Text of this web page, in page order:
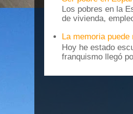
Los pobres en la
de vivienda,
La memoria
Hoy he estado
franquismo llegó